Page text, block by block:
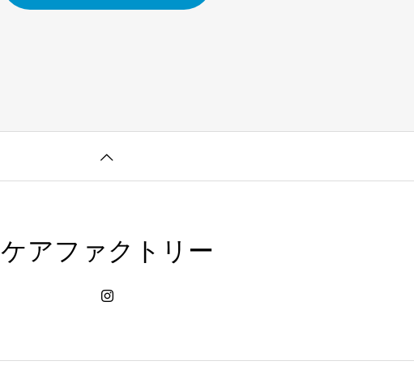
ケアファクトリー